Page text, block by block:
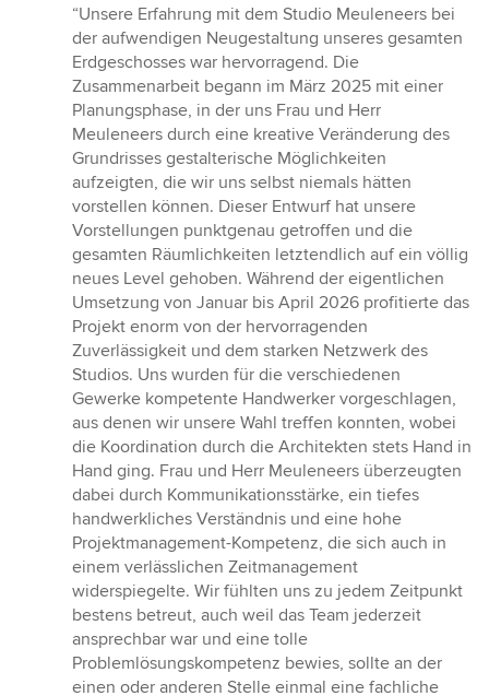
Bewertung:
5
von
5
Sternen
“Unsere Erfahrung mit dem Studio Meuleneers bei
der aufwendigen Neugestaltung unseres gesamten
Erdgeschosses war hervorragend. Die
Zusammenarbeit begann im März 2025 mit einer
Planungsphase, in der uns Frau und Herr
Meuleneers durch eine kreative Veränderung des
Grundrisses gestalterische Möglichkeiten
aufzeigten, die wir uns selbst niemals hätten
vorstellen können. Dieser Entwurf hat unsere
Vorstellungen punktgenau getroffen und die
gesamten Räumlichkeiten letztendlich auf ein völlig
neues Level gehoben. Während der eigentlichen
Umsetzung von Januar bis April 2026 profitierte das
Projekt enorm von der hervorragenden
Zuverlässigkeit und dem starken Netzwerk des
Studios. Uns wurden für die verschiedenen
Gewerke kompetente Handwerker vorgeschlagen,
aus denen wir unsere Wahl treffen konnten, wobei
die Koordination durch die Architekten stets Hand in
Hand ging. Frau und Herr Meuleneers überzeugten
dabei durch Kommunikationsstärke, ein tiefes
handwerkliches Verständnis und eine hohe
Projektmanagement-Kompetenz, die sich auch in
einem verlässlichen Zeitmanagement
widerspiegelte. Wir fühlten uns zu jedem Zeitpunkt
bestens betreut, auch weil das Team jederzeit
ansprechbar war und eine tolle
Problemlösungskompetenz bewies, sollte an der
einen oder anderen Stelle einmal eine fachliche